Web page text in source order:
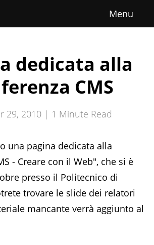
dedicata alla
CMS
29, 2010 | 1 Minute Read
una pagina dedicata alla
- Creare con il Web", che si è
presso il Politecnico di
trovare le slide dei relatori
mancante verrà aggiunto al